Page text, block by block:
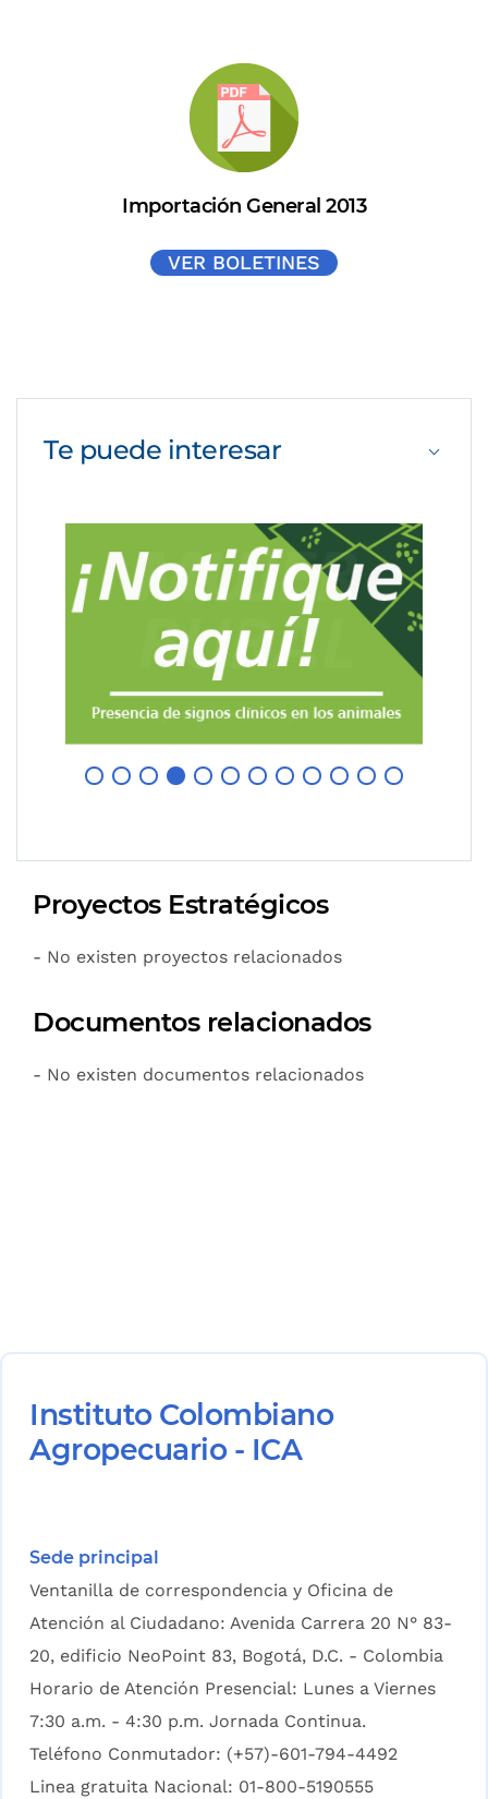
Importación General 2013
VER BOLETINES
Te puede interesar
Proyectos Estratégicos
- No existen proyectos relacionados
Documentos relacionados
- No existen documentos relacionados
Instituto Colombiano
Agropecuario - ICA
Sede principal
Ventanilla de correspondencia y Oficina de
Atención al Ciudadano: Avenida Carrera 20 N° 83-
20, edificio NeoPoint 83, Bogotá, D.C. - Colombia
Horario de Atención Presencial: Lunes a Viernes
7:30 a.m. - 4:30 p.m. Jornada Continua.
Teléfono Conmutador: (+57)-601-794-4492
Linea gratuita Nacional: 01-800-5190555